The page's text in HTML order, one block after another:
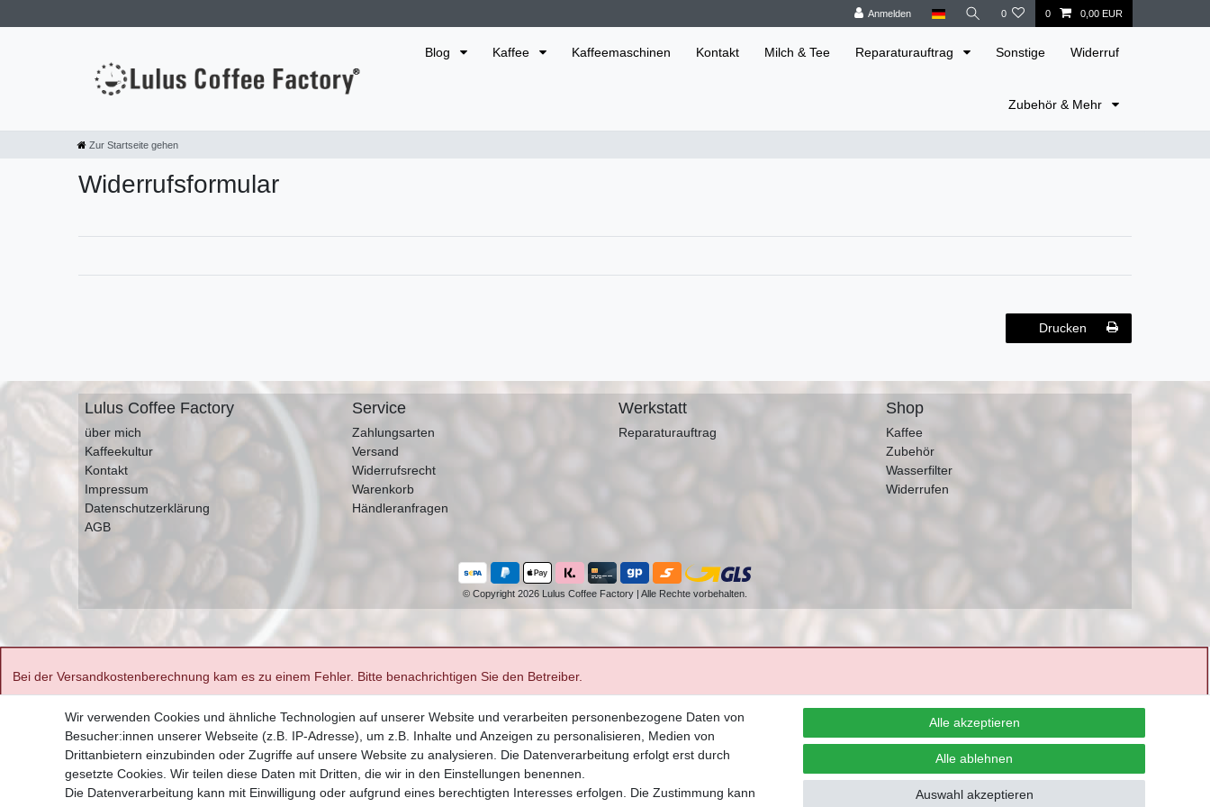
Anmelden 0 0 0,00 EUR
Blog Kaffee Kaffeemaschinen Kontakt Milch & Tee Reparaturauftrag Sonstige Widerruf
Zubehör & Mehr
Zur Startseite gehen
Widerrufs­formular
Drucken
Lulus Coffee Factory
über mich
Kaffeekultur
Kontakt
Impressum
Datenschutzerklärung
AGB
Service
Zahlungsarten
Versand
Widerrufsrecht
Warenkorb
Händleranfragen
Werkstatt
Reparaturauftrag
Shop
Kaffee
Zubehör
Wasserfilter
Widerrufen
© Copyright 2026 Lulus Coffee Factory | Alle Rechte vorbehalten.
Wir verwenden Cookies und ähnliche Technologien auf unserer Website und verarbeiten personenbezogene Daten von
Besucher:innen unserer Webseite (z.B. IP-Adresse), um z.B. Inhalte und Anzeigen zu personalisieren, Medien von
Drittanbietern einzubinden oder Zugriffe auf unsere Website zu analysieren. Die Datenverarbeitung erfolgt erst durch
gesetzte Cookies. Wir teilen diese Daten mit Dritten, die wir in den Einstellungen benennen.
Die Datenverarbeitung kann mit Einwilligung oder aufgrund eines berechtigten Interesses erfolgen. Die Zustimmung kann
Alle akzeptieren
Alle ablehnen
Auswahl akzeptieren
Bei der Versandkostenberechnung kam es zu einem Fehler. Bitte benachrichtigen Sie den Betreiber.